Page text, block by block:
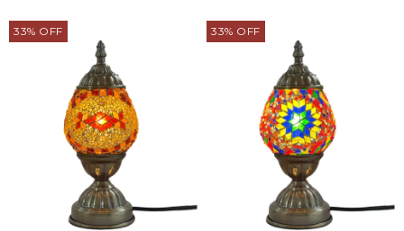
33% OFF 33% OFF